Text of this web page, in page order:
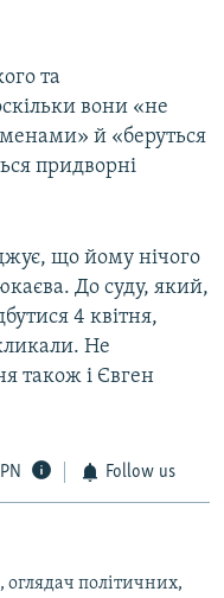
та
вони «не
й «беруться
придворні
що йому нічого
До суду, який,
4 квітня,
Не
також і Євген
Follow us
політичних,